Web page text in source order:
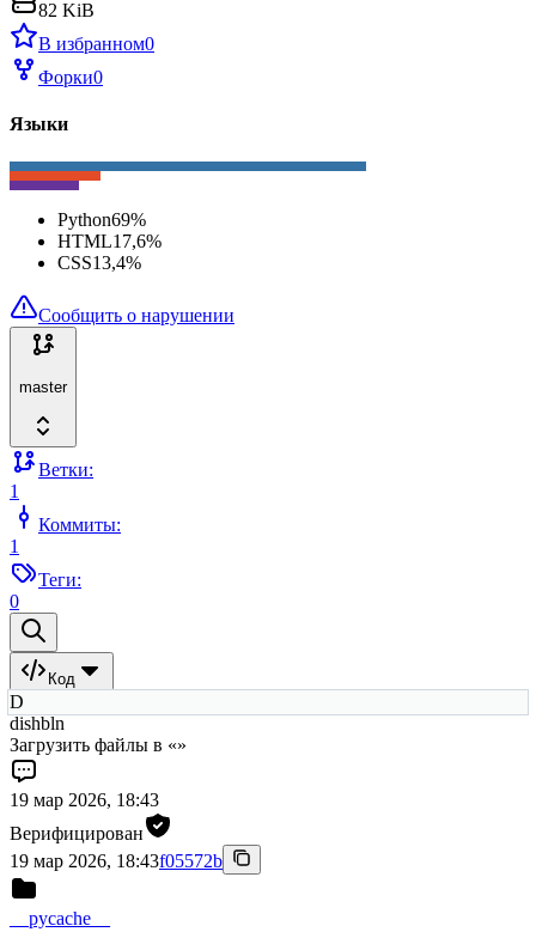
82 KiB
В избранном0
Форки0
Языки
Python69%
HTML17,6%
CSS13,4%
Сообщить о нарушении
master
Ветки:
1
Коммиты:
1
Теги:
0
Код
D
dishbln
Загрузить файлы в «»
19 мар 2026, 18:43
Верифицирован
19 мар 2026, 18:43f05572b
__pycache__